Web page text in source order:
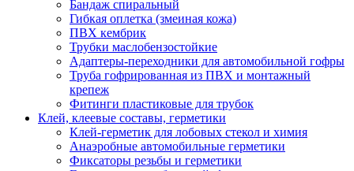
Бандаж спиральный
Гибкая оплетка (змеиная кожа)
ПВХ кембрик
Трубки маслобензостойкие
Адаптеры-переходники для автомобильной гофры
Труба гофрированная из ПВХ и монтажный
крепеж
Фитинги пластиковые для трубок
Клей, клеевые составы, герметики
Клей-герметик для лобовых стекол и химия
Анаэробные автомобильные герметики
Фиксаторы резьбы и герметики